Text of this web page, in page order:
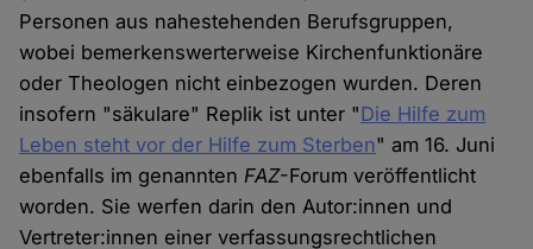
Personen aus nahestehenden Berufsgruppen,
wobei bemerkenswerterweise Kirchenfunktionäre
oder Theologen nicht einbezogen wurden. Deren
insofern "säkulare" Replik ist unter "Die Hilfe zum
Leben steht vor der Hilfe zum Sterben" am 16. Juni
ebenfalls im genannten FAZ-Forum veröffentlicht
worden. Sie werfen darin den Autor:innen und
Vertreter:innen einer verfassungsrechtlichen